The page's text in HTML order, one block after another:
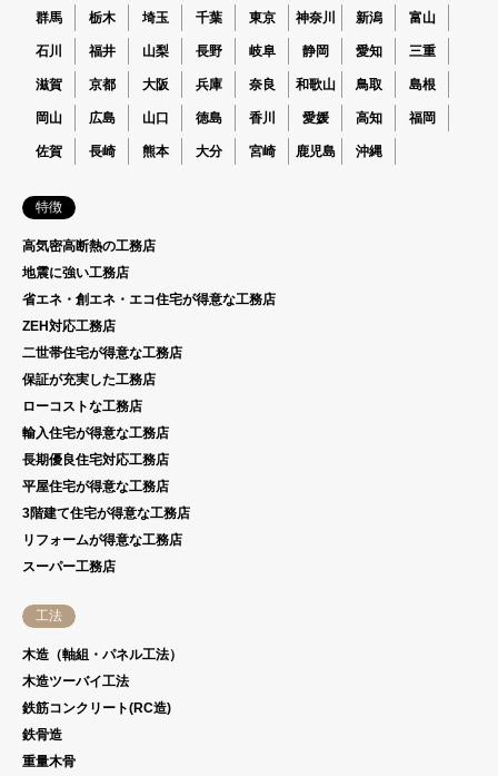
群馬 栃木 埼玉 千葉 東京 神奈川 新潟 富山
石川 福井 山梨 長野 岐阜 静岡 愛知 三重
滋賀 京都 大阪 兵庫 奈良 和歌山 鳥取 島根
岡山 広島 山口 徳島 香川 愛媛 高知 福岡
佐賀 長崎 熊本 大分 宮崎 鹿児島 沖縄
特徴
高気密高断熱の工務店
地震に強い工務店
省エネ・創エネ・エコ住宅が得意な工務店
ZEH対応工務店
二世帯住宅が得意な工務店
保証が充実した工務店
ローコストな工務店
輸入住宅が得意な工務店
長期優良住宅対応工務店
平屋住宅が得意な工務店
3階建て住宅が得意な工務店
リフォームが得意な工務店
スーパー工務店
工法
木造（軸組・パネル工法）
木造ツーバイ工法
鉄筋コンクリート(RC造)
鉄骨造
重量木骨